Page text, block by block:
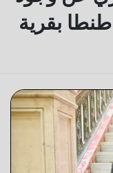
طنطا بقرية